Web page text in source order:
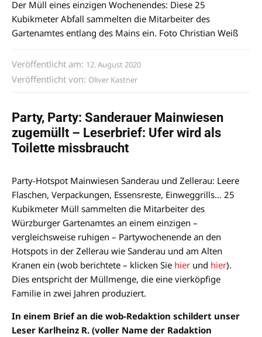
Der Müll eines einzigen Wochenendes: Diese 25
Kubikmeter Abfall sammelten die Mitarbeiter des
Gartenamtes entlang des Mains ein. Foto Christian Weiß
Veröffentlicht am: 12. August 2020
Veröffentlicht von: Oliver Kastner
Party, Party: Sanderauer Mainwiesen
zugemüllt – Leserbrief: Ufer wird als
Toilette missbraucht
Party-Hotspot Mainwiesen Sanderau und Zellerau: Leere
Flaschen, Verpackungen, Essensreste, Einweggrills… 25
Kubikmeter Müll sammelten die Mitarbeiter des
Würzburger Gartenamtes an einem einzigen –
vergleichsweise ruhigen – Partywochenende an den
Hotspots in der Zellerau wie Sanderau und am Alten
Kranen ein (wob berichtete – klicken Sie hier und hier).
Dies entspricht der Müllmenge, die eine vierköpfige
Familie in zwei Jahren produziert.
In einem Brief an die wob-Redaktion schildert unser
Leser Karlheinz R. (voller Name der Radaktion